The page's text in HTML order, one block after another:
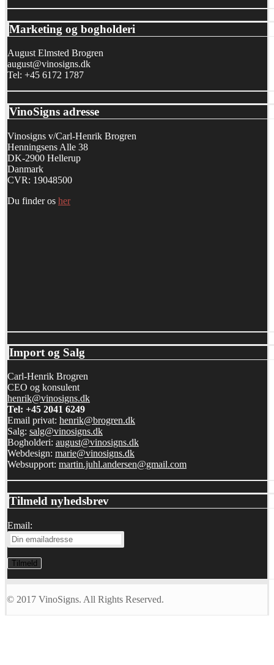
Marketing og bogholderi
August Elmsted Brogren
august@vinosigns.dk
Tel: +45 6172 1787
VinoSigns adresse
Vinosigns v/Carl-Henrik Brogren
Henningsens Alle 38
DK-2900 Hellerup
Danmark
CVR: 19048500
Du finder os her
Import og Salg
Carl-Henrik Brogren
CEO og konsulent
henrik@vinosigns.dk
Tel: +45 2041 6249
Email privat: henrik@brogren.dk
Salg: salg@vinosigns.dk
Bogholderi: august@vinosigns.dk
Webdesign: marie@vinosigns.dk
Websupport: martin.juhl.andersen@gmail.com
Tilmeld nyhedsbrev
Email:
© 2017 VinoSigns. All Rights Reserved.